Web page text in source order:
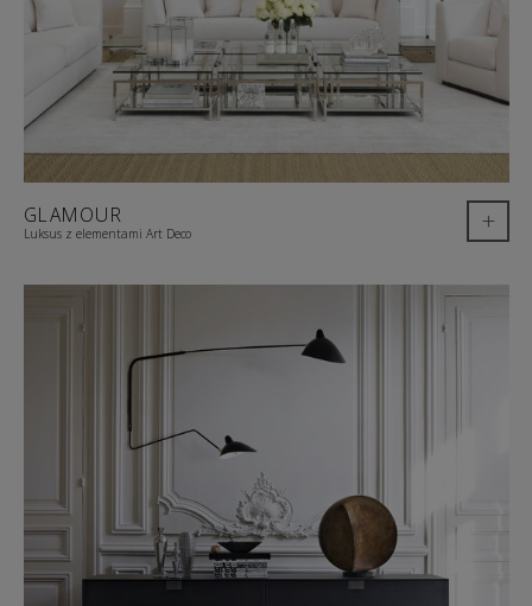
GLAMOUR
Luksus z elementami Art Deco +